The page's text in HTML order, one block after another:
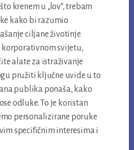
krenem u „lov“, trebam
kako bi razumio
ciljane životinje
korporativnom svijetu,
alate za istraživanje
pružiti ključne uvide u to
publika ponaša, kako
odluke. To je koristan
personalizirane poruke
specifičnim interesima i